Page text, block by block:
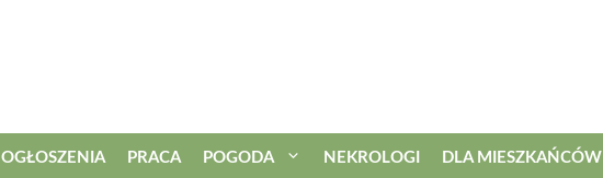
OGŁOSZENIA PRACA POGODA NEKROLOGI DLA MIESZKAŃCÓW